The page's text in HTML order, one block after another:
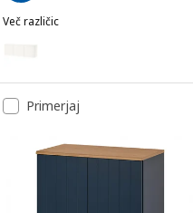
Več različic
Možnost: BESTÅ, Sestav
Možnost: BESTÅ, Sestav
Možnost: BESTÅ, Sestav
Primerjaj